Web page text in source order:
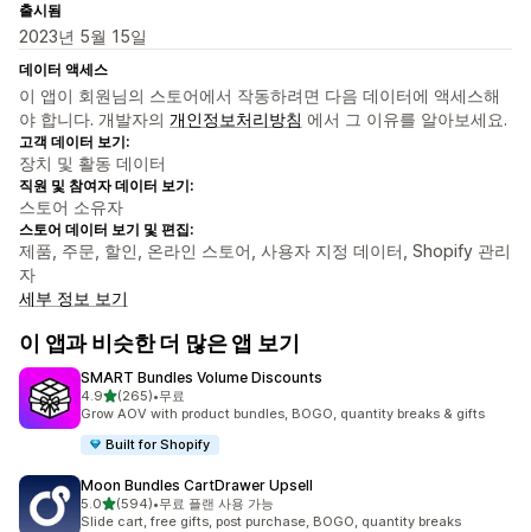
출시됨
2023년 5월 15일
데이터 액세스
이 앱이 회원님의 스토어에서 작동하려면 다음 데이터에 액세스해
야 합니다. 개발자의 개인정보처리방침 에서 그 이유를 알아보세요.
고객 데이터 보기:
장치 및 활동 데이터
직원 및 참여자 데이터 보기:
스토어 소유자
스토어 데이터 보기 및 편집:
제품, 주문, 할인, 온라인 스토어, 사용자 지정 데이터, Shopify 관리
자
세부 정보 보기
이 앱과 비슷한 더 많은 앱 보기
SMART Bundles Volume Discounts
4.9별 5개 중
(265)
총 리뷰 265개
•무료
Grow AOV with product bundles, BOGO, quantity breaks & gifts
Built for Shopify
Moon Bundles CartDrawer Upsell
5.0별 5개 중
(594)
총 리뷰 594개
•무료 플랜 사용 가능
Slide cart, free gifts, post purchase, BOGO, quantity breaks